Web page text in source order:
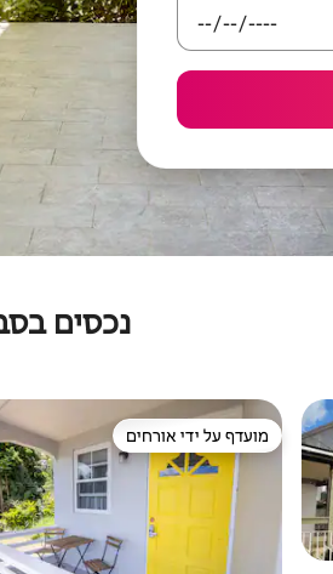
נכסים
מועדף על ידי אורחים
מועדף על ידי אורחים